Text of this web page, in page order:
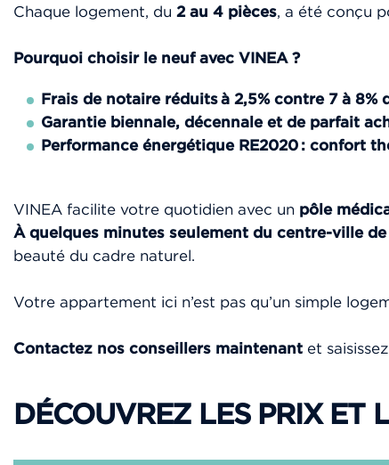
Chaque logement, du 2 au 4 pièces, a été conçu
Pourquoi choisir le neuf avec VINEA ?
Frais de notaire réduitsà 2,5% contre 7 à 8%
Garantie biennale, décennale et de parfait
Performance énergétique RE2020: confort
VINEA facilite votre quotidien avec un pôle
À quelques minutes seulement du centre-ville
beauté du cadre naturel.
Votre appartement ici n’est pas qu’un simple
Contactez nos conseillers maintenant et
DÉCOUVREZ LES PRIX ET